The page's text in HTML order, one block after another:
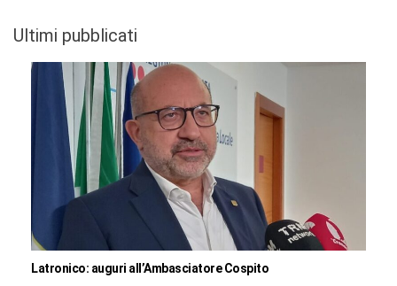
Ultimi pubblicati
Latronico: auguri all’Ambasciatore Cospito